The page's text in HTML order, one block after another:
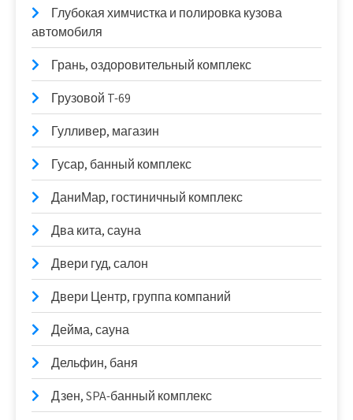
Глубокая химчистка и полировка кузова
автомобиля
Грань, оздоровительный комплекс
Грузовой T-69
Гулливер, магазин
Гусар, банный комплекс
ДаниМар, гостиничный комплекс
Два кита, сауна
Двери гуд, салон
Двери Центр, группа компаний
Дейма, сауна
Дельфин, баня
Дзен, SPA-банный комплекс